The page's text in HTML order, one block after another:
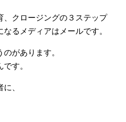
、クロージングの３ステップ
るメディアはメールです。
があります。
す。
、